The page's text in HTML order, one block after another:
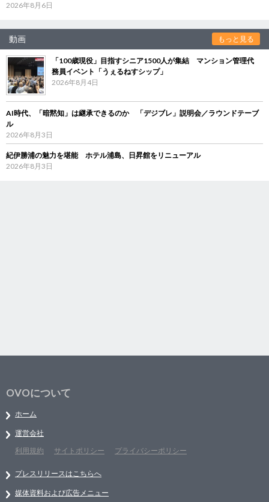
2026年8月6日
動画 もっと見る
「100歳現役」目指すシニア1500人が集結 マンション管理代
務員イベント「うぇるねすシップ」
2026年8月4日
AI時代、「暗黙知」は継承できるのか 「デジブレ」説明会／ラウンドテーブ
ル
2026年8月3日
紀伊勝浦の魅力を堪能 ホテル浦島、日昇館をリニューアル
2026年8月3日
OVOについて
ホーム
運営会社
利用規約
サイトポリシー プライバシーポリシー
プレスリリースはこちらへ
媒体資料および広告メニュー